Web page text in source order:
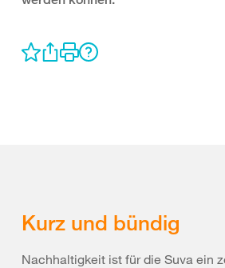
Kurz und bündig
Nachhaltigkeit ist für die Suva ein